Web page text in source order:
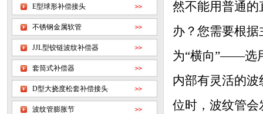
E型球形补偿接头
不锈钢金属软管
JJL型铰链波纹补偿器
套筒式补偿器
D型大挠度松套补偿接头
波纹管膨胀节
然不能用普通
办？您需要根据
为“横向”——选
内部有灵活的
位时，波纹管